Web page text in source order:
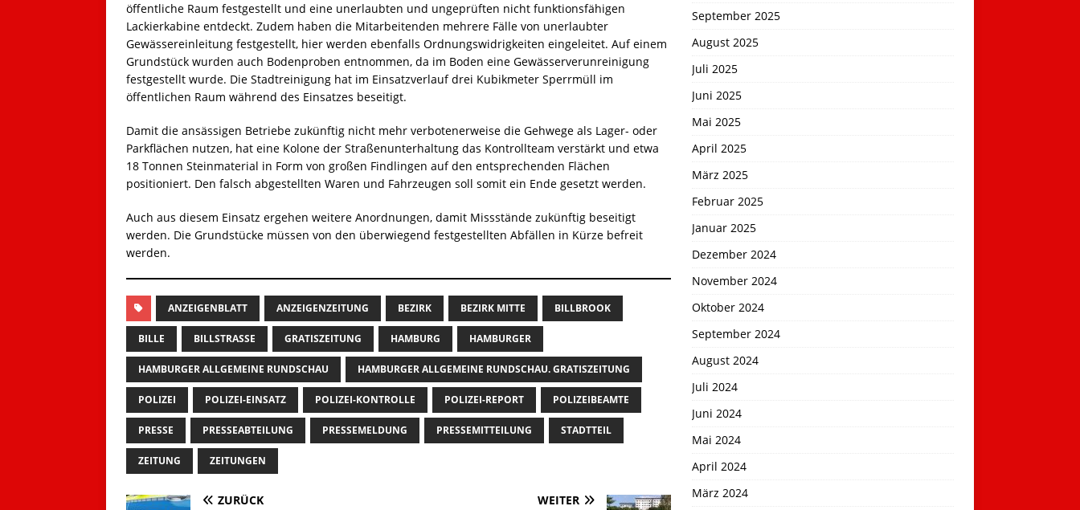
öffentliche Raum festgestellt und eine unerlaubten und ungeprüften nicht funktionsfähigen
Lackierkabine entdeckt. Zudem haben die Mitarbeitenden mehrere Fälle von unerlaubter
Gewässereinleitung festgestellt, hier werden ebenfalls Ordnungswidrigkeiten eingeleitet. Auf einem
Grundstück wurden auch Bodenproben entnommen, da im Boden eine Gewässerverunreinigung
festgestellt wurde. Die Stadtreinigung hat im Einsatzverlauf drei Kubikmeter Sperrmüll im
öffentlichen Raum während des Einsatzes beseitigt.
Damit die ansässigen Betriebe zukünftig nicht mehr verbotenerweise die Gehwege als Lager- oder
Parkflächen nutzen, hat eine Kolone der Straßenunterhaltung das Kontrollteam verstärkt und etwa
18 Tonnen Steinmaterial in Form von großen Findlingen auf den entsprechenden Flächen
positioniert. Den falsch abgestellten Waren und Fahrzeugen soll somit ein Ende gesetzt werden.
Auch aus diesem Einsatz ergehen weitere Anordnungen, damit Missstände zukünftig beseitigt
werden. Die Grundstücke müssen von den überwiegend festgestellten Abfällen in Kürze befreit
werden.
ANZEIGENBLATT ANZEIGENZEITUNG BEZIRK BEZIRK MITTE BILLBROOK
BILLE BILLSTRASSE GRATISZEITUNG HAMBURG HAMBURGER
HAMBURGER ALLGEMEINE RUNDSCHAU HAMBURGER ALLGEMEINE RUNDSCHAU. GRATISZEITUNG
POLIZEI POLIZEI-EINSATZ POLIZEI-KONTROLLE POLIZEI-REPORT POLIZEIBEAMTE
PRESSE PRESSEABTEILUNG PRESSEMELDUNG PRESSEMITTEILUNG STADTTEIL
ZEITUNG ZEITUNGEN
ZURÜCK WEITER
September 2025
August 2025
Juli 2025
Juni 2025
Mai 2025
April 2025
März 2025
Februar 2025
Januar 2025
Dezember 2024
November 2024
Oktober 2024
September 2024
August 2024
Juli 2024
Juni 2024
Mai 2024
April 2024
März 2024